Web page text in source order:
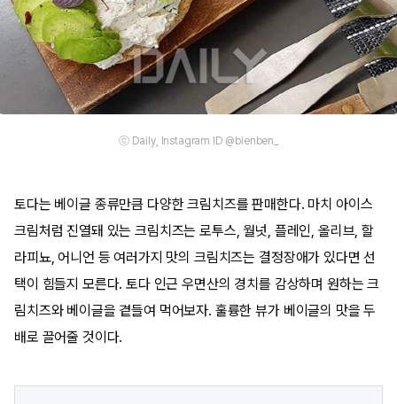
ⓒ Daily, Instagram ID @bienben_
토다는 베이글 종류만큼 다양한 크림치즈를 판매한다. 마치 아이스
크림처럼 진열돼 있는 크림치즈는 로투스, 월넛, 플레인, 올리브, 할
라피뇨, 어니언 등 여러가지 맛의 크림치즈는 결정장애가 있다면 선
택이 힘들지 모른다. 토다 인근 우면산의 경치를 감상하며 원하는 크
림치즈와 베이글을 곁들여 먹어보자. 훌륭한 뷰가 베이글의 맛을 두
배로 끌어줄 것이다.